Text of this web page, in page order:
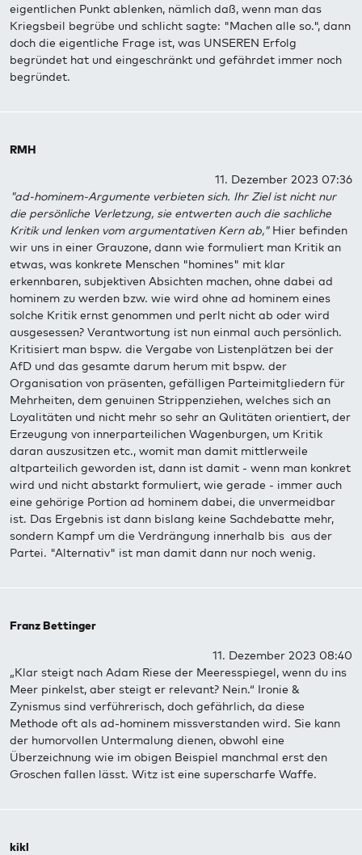
eigentlichen Punkt ablenken, nämlich daß, wenn man das
Kriegsbeil begrübe und schlicht sagte: "Machen alle so.", dann
doch die eigentliche Frage ist, was UNSEREN Erfolg
begründet hat und eingeschränkt und gefährdet immer noch
begründet.
RMH
11. Dezember 2023 07:36
"ad-hominem-Argumente verbieten sich. Ihr Ziel ist nicht nur
die persönliche Verletzung, sie entwerten auch die sachliche
Kritik und lenken vom argumentativen Kern ab," Hier befinden
wir uns in einer Grauzone, dann wie formuliert man Kritik an
etwas, was konkrete Menschen "homines" mit klar
erkennbaren, subjektiven Absichten machen, ohne dabei ad
hominem zu werden bzw. wie wird ohne ad hominem eines
solche Kritik ernst genommen und perlt nicht ab oder wird
ausgesessen? Verantwortung ist nun einmal auch persönlich.
Kritisiert man bspw. die Vergabe von Listenplätzen bei der
AfD und das gesamte darum herum mit bspw. der
Organisation von präsenten, gefälligen Parteimitgliedern für
Mehrheiten, dem genuinen Strippenziehen, welches sich an
Loyalitäten und nicht mehr so sehr an Qulitäten orientiert, der
Erzeugung von innerparteilichen Wagenburgen, um Kritik
daran auszusitzen etc., womit man damit mittlerweile
altparteilich geworden ist, dann ist damit - wenn man konkret
wird und nicht abstarkt formuliert, wie gerade - immer auch
eine gehörige Portion ad hominem dabei, die unvermeidbar
ist. Das Ergebnis ist dann bislang keine Sachdebatte mehr,
sondern Kampf um die Verdrängung innerhalb bis aus der
Partei. "Alternativ" ist man damit dann nur noch wenig.
Franz Bettinger
11. Dezember 2023 08:40
„Klar steigt nach Adam Riese der Meeresspiegel, wenn du ins
Meer pinkelst, aber steigt er relevant? Nein.“ Ironie &
Zynismus sind verführerisch, doch gefährlich, da diese
Methode oft als ad-hominem missverstanden wird. Sie kann
der humorvollen Untermalung dienen, obwohl eine
Überzeichnung wie im obigen Beispiel manchmal erst den
Groschen fallen lässt. Witz ist eine superscharfe Waffe.
kikl